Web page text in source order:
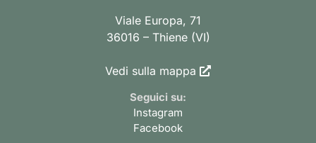
Viale Europa, 71
36016 – Thiene (VI)
Vedi sulla mappa
Seguici su:
Instagram
Facebook